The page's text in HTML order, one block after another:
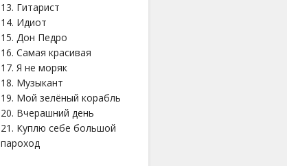
13. Гитарист
14. Идиот
15. Дон Педро
16. Самая красивая
17. Я не моряк
18. Музыкант
19. Мой зелёный корабль
20. Вчерашний день
21. Куплю себе большой
пароход